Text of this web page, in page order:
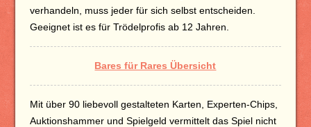
verhandeln, muss jeder für sich selbst entscheiden.
Geeignet ist es für Trödelprofis ab 12 Jahren.
Bares für Rares Übersicht
Mit über 90 liebevoll gestalteten Karten, Experten-Chips,
Auktionshammer und Spielgeld vermittelt das Spiel nicht